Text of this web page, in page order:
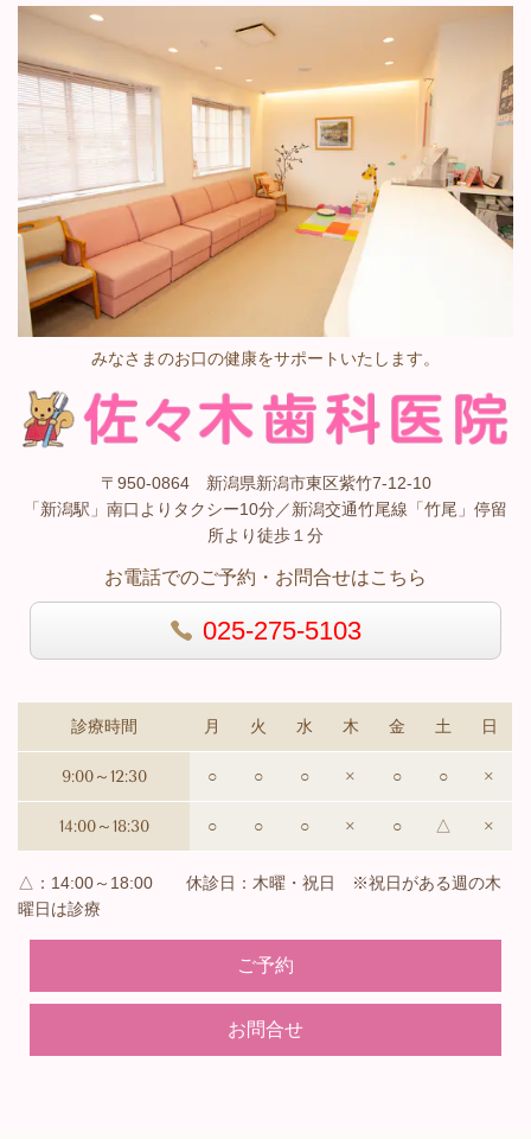
みなさまのお口の健康をサポートいたします。
〒950-0864 新潟県新潟市東区紫竹7-12-10
「新潟駅」南口よりタクシー10分／新潟交通竹尾線「竹尾」停留
所より徒歩１分
お電話でのご予約・お問合せはこちら
025-275-5103
診療時間 月 火 水 木 金 土 日
9:00～12:30 ○ ○ ○ × ○ ○ ×
14:00～18:30 ○ ○ ○ × ○ △ ×
△：14:00～18:00 休診日：木曜・祝日 ※祝日がある週の木
曜日は診療
ご予約
お問合せ